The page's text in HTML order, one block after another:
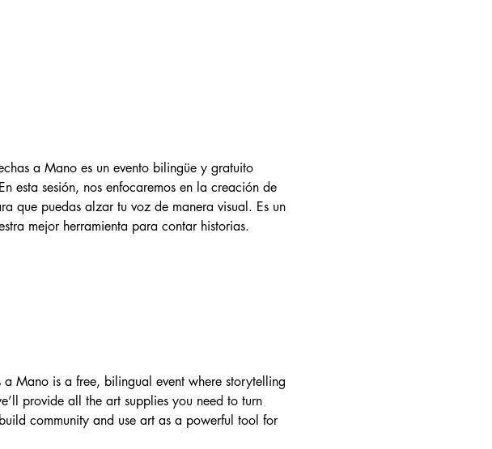
a Mano es un evento bilingüe y gratuito
esta sesión, nos enfocaremos en la creación de
que puedas alzar tu voz de manera visual. Es un
mejor herramienta para contar historias.
Mano is a free, bilingual event where storytelling
provide all the art supplies you need to turn
community and use art as a powerful tool for